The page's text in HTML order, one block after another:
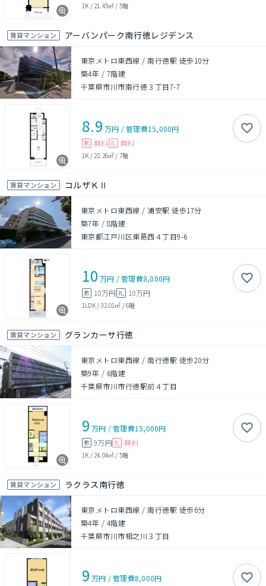
1K / 21.45㎡ / 5階
賃貸マンション アーバンパーク南行徳レジデンス
東京メトロ東西線 / 南行徳駅 徒歩10分
築4年 / 7階建
千葉県市川市南行徳３丁目7-7
8.9 万円 /管理費15,000円
敷 無料 礼 無料
1K / 22.26㎡ / 7階
賃貸マンション コルザＫⅡ
東京メトロ東西線 / 浦安駅 徒歩17分
築7年 / 8階建
東京都江戸川区東葛西４丁目9-6
10 万円 /管理費8,000円
敷 10万円 礼 10万円
1LDK/32.01㎡ /6階
賃貸マンション グランカーサ行徳
東京メトロ東西線 / 南行徳駅 徒歩20分
築9年 / 6階建
千葉県市川市行徳駅前４丁目
9 万円 /管理費15,000円
敷 9万円 礼 無料
1K / 24.04㎡ / 5階
賃貸マンション ラクラス南行徳
東京メトロ東西線 / 南行徳駅 徒歩6分
築4年 / 4階建
千葉県市川市相之川３丁目
9 万円 /管理費8,000円